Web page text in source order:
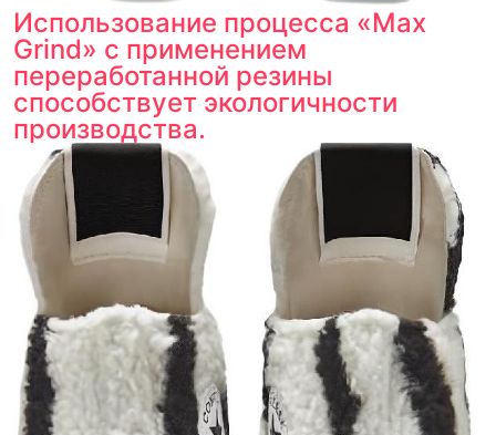
Использование процесса «Max
Grind» с применением
переработанной резины
способствует экологичности
производства.